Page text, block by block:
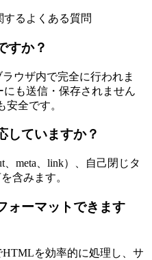
するよくある質問
すか？
ウザ内で完全に行われま
も送信・保存されません
全です。
していますか？
meta、link）、自己閉じタ
含みます。
ォーマットできます
HTMLを効率的に処理し、サ